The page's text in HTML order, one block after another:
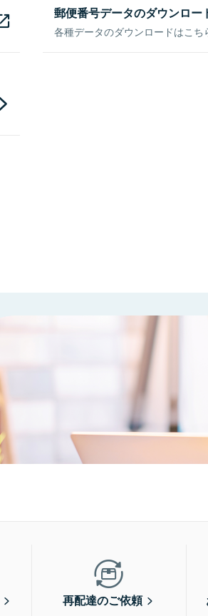
郵便番号データのダウンロー
各種データのダウンロードはこち
再配達のご依頼